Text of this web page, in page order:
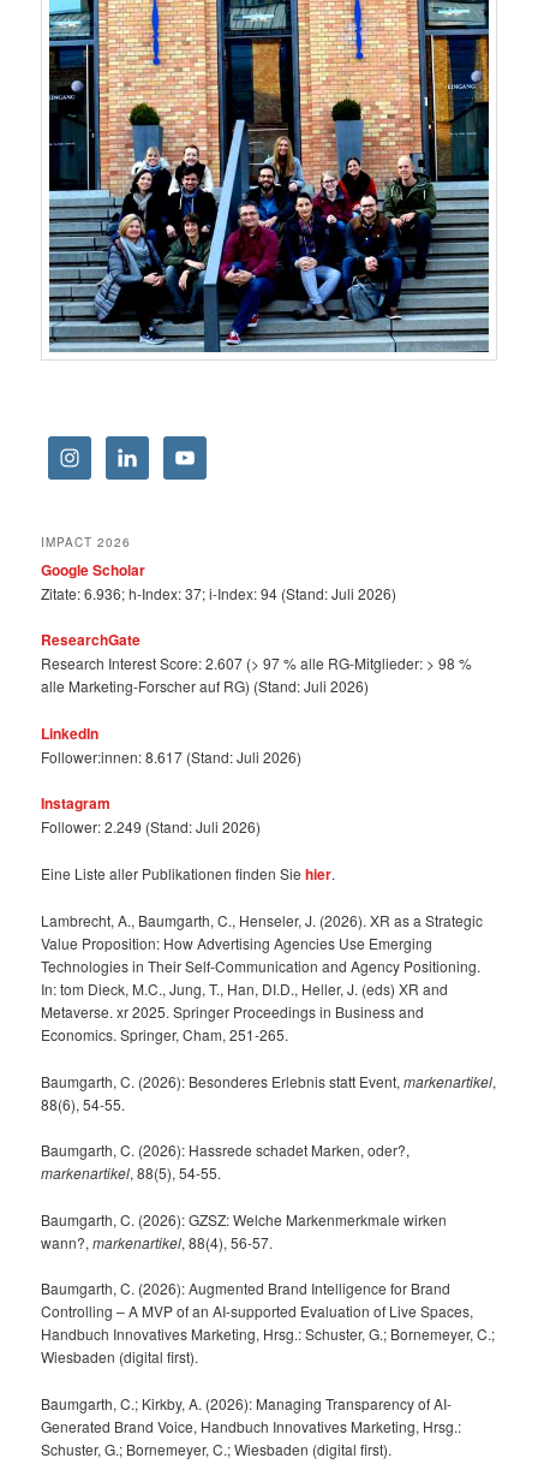
IMPACT 2026
Google Scholar
Zitate: 6.936; h-Index: 37; i-Index: 94 (Stand: Juli 2026)
ResearchGate
Research Interest Score: 2.607 (> 97 % alle RG-Mitglieder: > 98 %
alle Marketing-Forscher auf RG) (Stand: Juli 2026)
LinkedIn
Follower:innen: 8.617 (Stand: Juli 2026)
Instagram
Follower: 2.249 (Stand: Juli 2026)
Eine Liste aller Publikationen finden Siehier.
Lambrecht, A., Baumgarth, C., Henseler, J. (2026). XR as a Strategic
Value Proposition: How Advertising Agencies Use Emerging
Technologies in Their Self-Communication and Agency Positioning.
In: tom Dieck, M.C., Jung, T., Han, DI.D., Heller, J. (eds) XR and
Metaverse. xr 2025. Springer Proceedings in Business and
Economics. Springer, Cham, 251-265.
Baumgarth, C. (2026): Besonderes Erlebnis statt Event,markenartikel,
88(6), 54-55.
Baumgarth, C. (2026): Hassrede schadet Marken, oder?,
markenartikel, 88(5), 54-55.
Baumgarth, C. (2026): GZSZ: Welche Markenmerkmale wirken
wann?,markenartikel, 88(4), 56-57.
Baumgarth, C. (2026): Augmented Brand Intelligence for Brand
Controlling – A MVP of an AI-supported Evaluation of Live Spaces,
Handbuch Innovatives Marketing, Hrsg.: Schuster, G.; Bornemeyer, C.;
Wiesbaden (digital first).
Baumgarth, C.; Kirkby, A. (2026): Managing Transparency of AI-
Generated Brand Voice, Handbuch Innovatives Marketing, Hrsg.:
Schuster, G.; Bornemeyer, C.; Wiesbaden (digital first).